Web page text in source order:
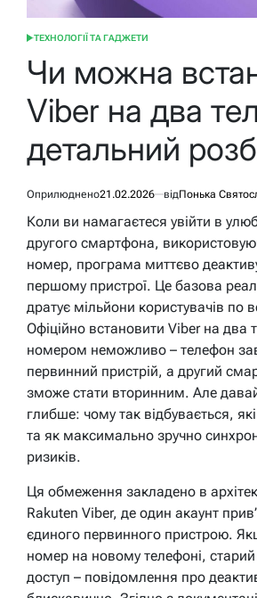
ОПУБЛІКУВАТИ
ТЕХНОЛОГІЇ ТА ГАДЖЕТИ
Чи можна
Viber на два
детальний
Оприлюднено21.02.2026 відПонька
Коли ви намагаєтеся увійти в
другого смартфона,
номер, програма миттєво
першому пристрої. Це базова
дратує мільйони користувачів по
Офіційно встановити Viber на два
номером неможливо – телефон
первинний пристрій, а другий
зможе стати вторинним. Але
глибше: чому так відбувається,
та як максимально зручно
ризиків.
Ця обмеження закладено в
Rakuten Viber, де один акаунт
єдиного первинного пристрою.
номер на новому телефоні,
доступ – повідомлення про